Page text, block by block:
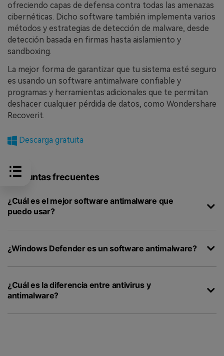
ofreciendo capas de defensa contra todas las amenazas
cibernéticas. Dicho software también implementa varios
métodos y estrategias de detección de malware, desde
detección basada en firmas hasta aislamiento y
sandboxing.
La mejor forma de garantizar que tu sistema esté seguro
es usando un software antimalware confiable y
programas y herramientas adicionales que te permitan
deshacer cualquier pérdida de datos, como Wondershare
Recoverit.
Descarga gratuita
Preguntas frecuentes
¿Cuál es el mejor software antimalware que
puedo usar?
¿Windows Defender es un software antimalware?
¿Cuál es la diferencia entre antivirus y
antimalware?